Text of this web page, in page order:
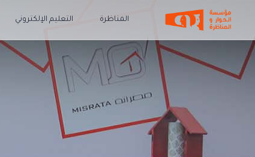
المناظرة التعليم الإلكتروني